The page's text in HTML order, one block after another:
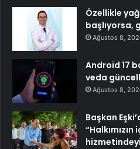
Özellikle
başlıyorsa,
Ağustos 8,
Android 17
veda
Ağustos 8,
Başkan